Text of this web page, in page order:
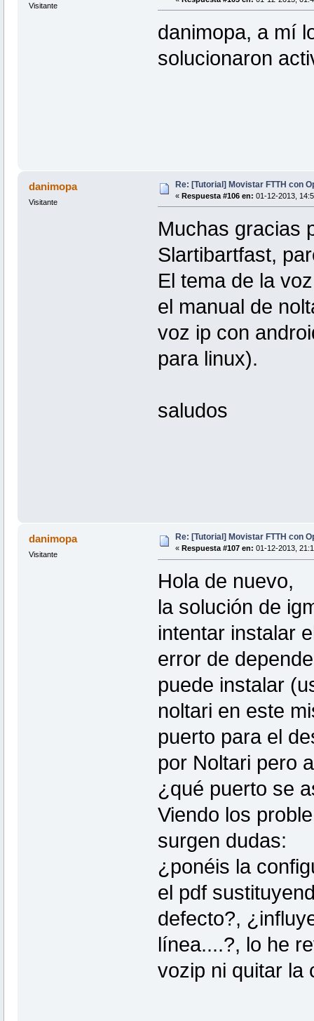
Visitante
danimopa, a mí
solucionaron
danimopa
Visitante
Re: [Tutorial] Movistar FTTH con
« Respuesta #106 en: 01-12-2013,
Muchas gracias
Slartibartfast,
El tema de la
el manual de
voz ip con
para linux).
saludos
danimopa
Visitante
Re: [Tutorial] Movistar FTTH con
« Respuesta #107 en: 01-12-2013,
Hola de nuevo,
la solución de
intentar instalar
error de
puede instalar
noltari en este
puerto para el
por Noltari pero
¿qué puerto se
Viendo los
surgen dudas:
¿ponéis la
el pdf
defecto?,
línea....?, lo he
vozip ni quitar la